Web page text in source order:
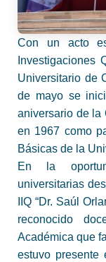
Con un acto
Investigaciones
Universitario de
de mayo se
aniversario de la
en 1967 como
Básicas de la
En la
universitarias
IIQ “Dr. Saúl
reconocido
Académica que
estuvo presente